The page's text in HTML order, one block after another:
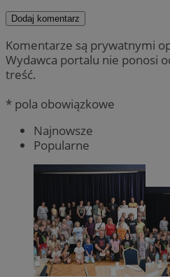
Dodaj komentarz
Komentarze są prywatnymi
Wydawca portalu nie ponosi
treść.
* pola obowiązkowe
Najnowsze
Popularne